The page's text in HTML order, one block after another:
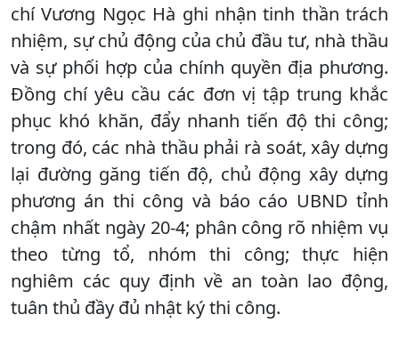
chí Vương Ngọc Hà ghi nhận tinh thần trách
nhiệm, sự chủ động của chủ đầu tư, nhà thầu
và sự phối hợp của chính quyền địa phương.
Đồng chí yêu cầu các đơn vị tập trung khắc
phục khó khăn, đẩy nhanh tiến độ thi công;
trong đó, các nhà thầu phải rà soát, xây dựng
lại đường găng tiến độ, chủ động xây dựng
phương án thi công và báo cáo UBND tỉnh
chậm nhất ngày 20-4; phân công rõ nhiệm vụ
theo từng tổ, nhóm thi công; thực hiện
nghiêm các quy định về an toàn lao động,
tuân thủ đầy đủ nhật ký thi công.